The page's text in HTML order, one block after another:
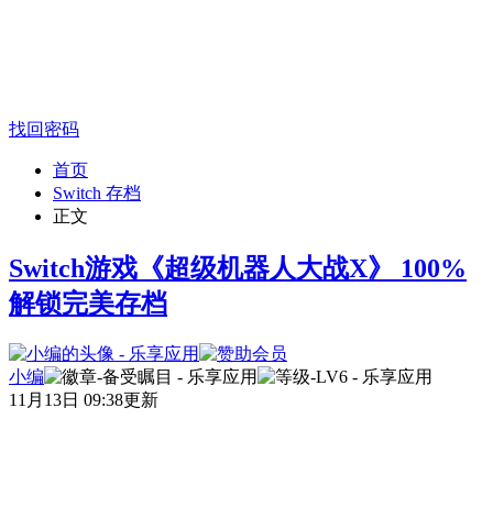
找回密码
首页
Switch 存档
正文
Switch游戏《超级机器人大战X》 100%
解锁完美存档
小编
11月13日 09:38更新